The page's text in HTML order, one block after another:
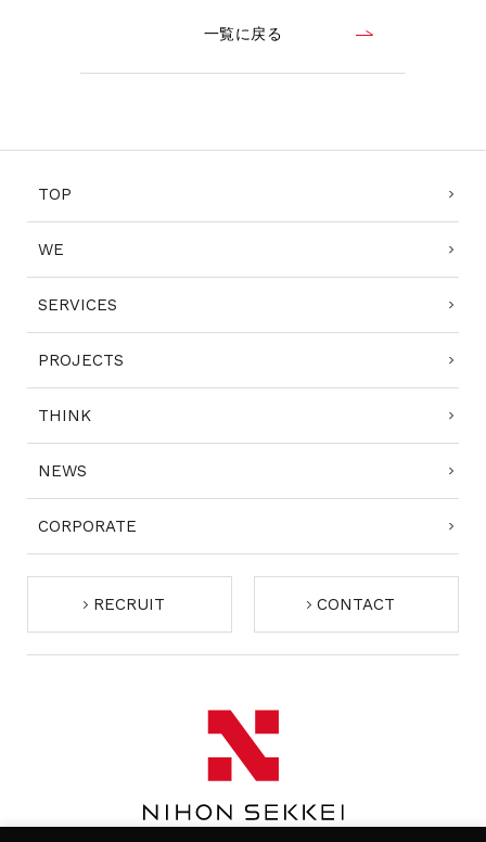
一覧に戻る
TOP
WE
SERVICES
PROJECTS
THINK
NEWS
CORPORATE
RECRUIT CONTACT